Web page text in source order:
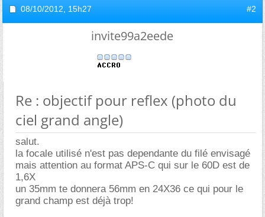
08/10/2012, 15h27 #2
invite99a2eede
Re : objectif pour reflex (photo du
ciel grand angle)
salut.
la focale utilisé n'est pas dependante du filé envisagé
mais attention au format APS-C qui sur le 60D est de
1,6X
un 35mm te donnera 56mm en 24X36 ce qui pour le
grand champ est déjà trop!